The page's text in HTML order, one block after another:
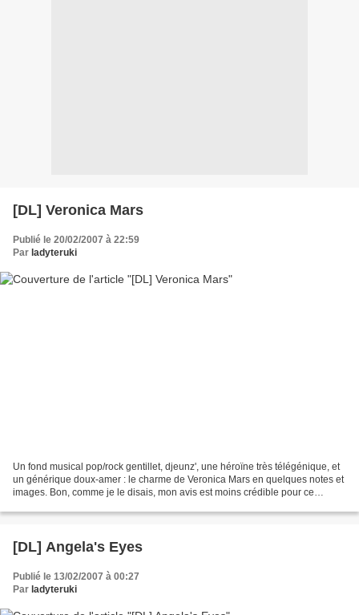
[DL] Veronica Mars
Publié le 20/02/2007 à 22:59
Par ladyteruki
Un fond musical pop/rock gentillet, djeunz', une héroïne très télégénique, et
un générique doux-amer : le charme de Veronica Mars en quelques notes et
images. Bon, comme je le disais, mon avis est moins crédible pour ce
[DL] Angela's Eyes
Publié le 13/02/2007 à 00:27
Par ladyteruki